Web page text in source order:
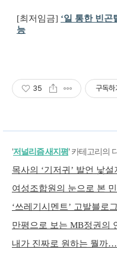
[최저임금] ‘일 통한 빈곤
능
35 구독하
'저널리즘 새지평' 카테고리의
목사의 ‘기저귀’ 발언 낯
만평으로 보는 MB정권의